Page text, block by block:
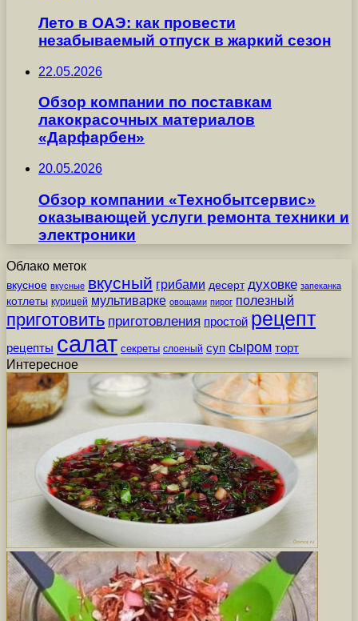
Лето в ОАЭ: как провести
незабываемый отпуск в жаркий сезон
22.05.2026
Обзор компании по поставкам
лакокрасочных материалов
«Дарфарбен»
20.05.2026
Обзор компании «Технобытсервис»
оказывающей услуги ремонта техники и
электроники
Облако меток
вкусное вкусные вкусный грибами десерт духовке запеканка
котлеты курицей мультиварке овощами пирог полезный
приготовить приготовления простой рецепт
рецепты салат секреты слоеный суп сыром торт
Интересное